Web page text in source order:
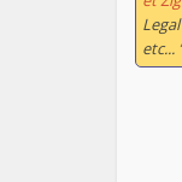
etc... ”